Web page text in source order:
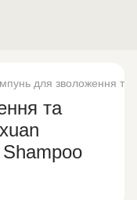
для зволоження та
та